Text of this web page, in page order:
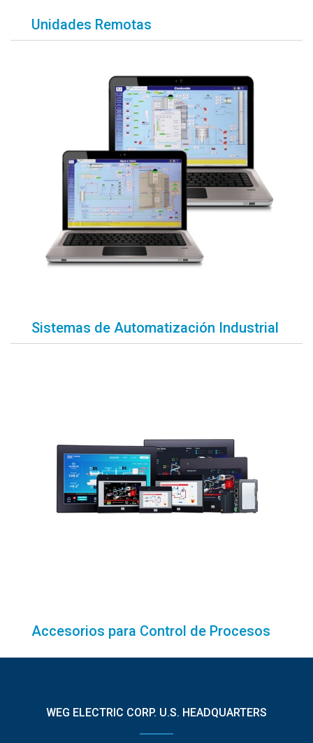
Unidades Remotas
Sistemas de Automatización Industrial
Accesorios para Control de Procesos
WEG ELECTRIC CORP. U.S. HEADQUARTERS